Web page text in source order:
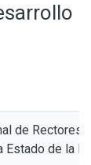
de Rectores
Estado de la